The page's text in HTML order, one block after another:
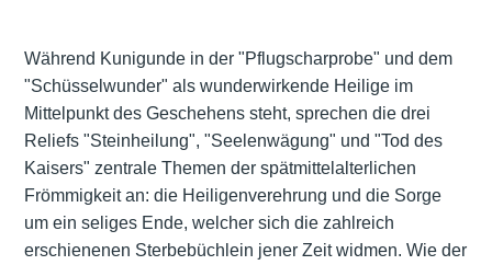
Während Kunigunde in der "Pflugscharprobe" und dem
"Schüsselwunder" als wunderwirkende Heilige im
Mittelpunkt des Geschehens steht, sprechen die drei
Reliefs "Steinheilung", "Seelenwägung" und "Tod des
Kaisers" zentrale Themen der spätmittelalterlichen
Frömmigkeit an: die Heiligenverehrung und die Sorge
um ein seliges Ende, welcher sich die zahlreich
erschienenen Sterbebüchlein jener Zeit widmen. Wie der